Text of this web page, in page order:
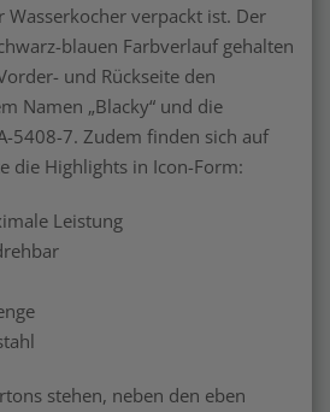
verpackt ist. Der
blauen Farbverlauf gehalten
und Rückseite den
Namen „Blacky“ und die
5408-7. Zudem finden sich auf
die Highlights in Icon-Form:
Leistung
stehen, neben den eben